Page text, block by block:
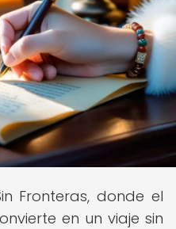
Fronteras, donde el
en un viaje sin